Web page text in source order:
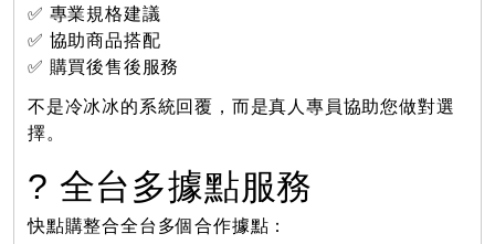
✅ 專業規格建議
✅ 協助商品搭配
✅ 購買後售後服務
不是冷冰冰的系統回覆，而是真人專員協助您做對選
擇。
? 全台多據點服務
快點購整合全台多個合作據點：